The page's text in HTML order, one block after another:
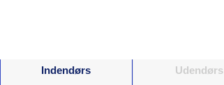
Indendørs Udendørs